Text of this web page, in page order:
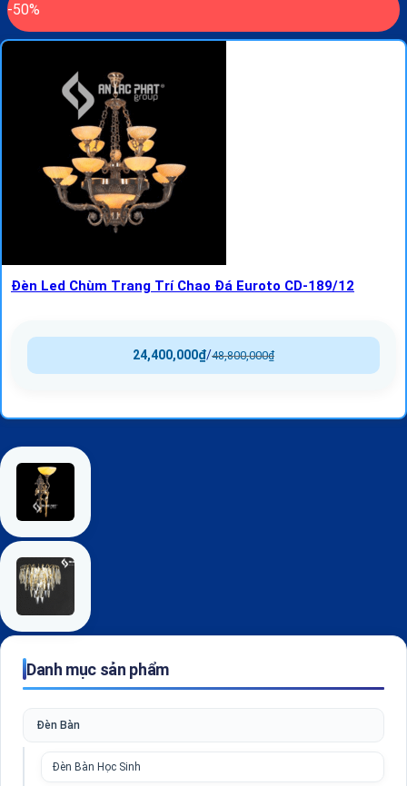
-50%
Đèn Led Chùm Trang Trí Chao Đá Euroto CD-189/12
48,800,000₫
/
24,400,000₫
Danh mục sản phẩm
Đèn Bàn
Đèn Bàn Học Sinh